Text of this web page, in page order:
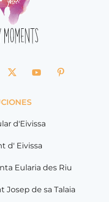
d'Eivissa
d' Eivissa
Eularia des Riu
de sa Talaia